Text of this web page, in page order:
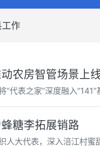
工作
农房智管场景上
“代表之家”深度融入
糖李拓展销路
人大代表，深入涪江村